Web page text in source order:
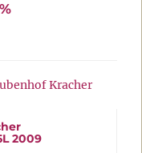
Kracher
2009